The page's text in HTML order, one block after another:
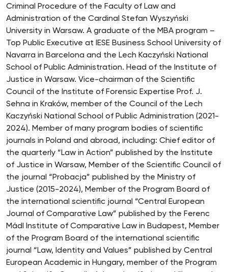
Criminal Procedure of the Faculty of Law and
Administration of the Cardinal Stefan Wyszyński
University in Warsaw. A graduate of the MBA program –
Top Public Executive at IESE Business School University of
Navarra in Barcelona and the Lech Kaczyński National
School of Public Administration. Head of the Institute of
Justice in Warsaw. Vice-chairman of the Scientific
Council of the Institute of Forensic Expertise Prof. J.
Sehna in Kraków, member of the Council of the Lech
Kaczyński National School of Public Administration (2021-
2024). Member of many program bodies of scientific
journals in Poland and abroad, including: Chief editor of
the quarterly “Law in Action” published by the Institute
of Justice in Warsaw, Member of the Scientific Council of
the journal “Probacja” published by the Ministry of
Justice (2015-2024), Member of the Program Board of
the international scientific journal “Central European
Journal of Comparative Law” published by the Ferenc
Mádl Institute of Comparative Law in Budapest, Member
of the Program Board of the international scientific
journal “Law, Identity and Values” published by Central
European Academic in Hungary, member of the Program